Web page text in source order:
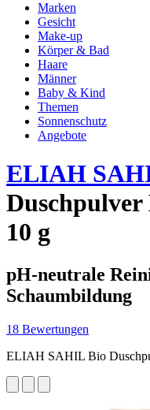
Marken
Gesicht
Make-up
Körper & Bad
Haare
Männer
Baby & Kind
Themen
Sonnenschutz
Angebote
ELIAH
10 g
pH-neutrale
Schaumbildung
18 Bewertungen
ELIAH SAHIL Bio